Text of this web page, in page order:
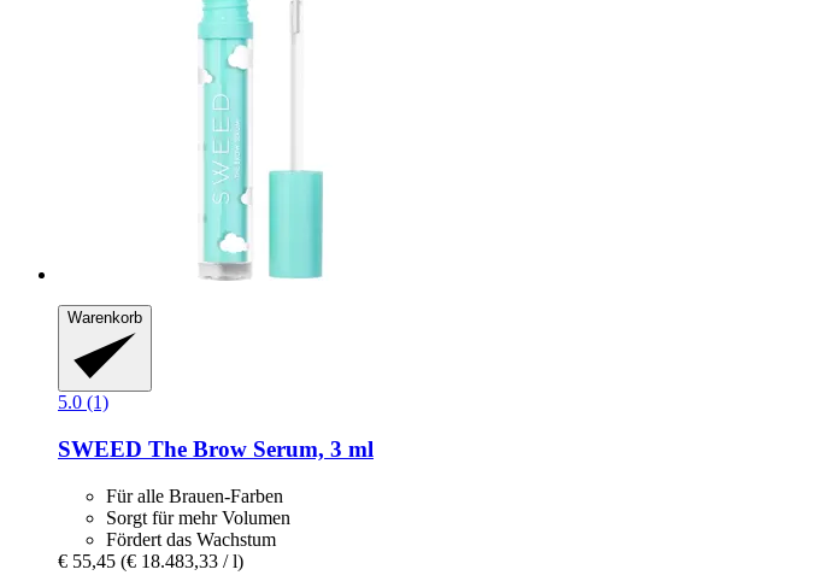
Warenkorb
5.0 (1)
SWEED The Brow Serum, 3 ml
Für alle Brauen-Farben
Sorgt für mehr Volumen
Fördert das Wachstum
€ 55,45 (€ 18.483,33 / l)